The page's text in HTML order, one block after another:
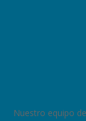
Nuestro equipo